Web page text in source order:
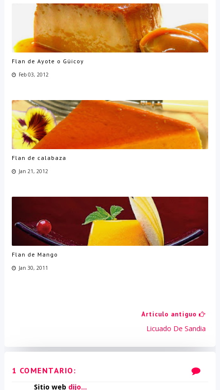
Flan de Ayote o Güicoy
Feb 03, 2012
Flan de calabaza
Jan 21, 2012
Flan de Mango
Jan 30, 2011
Articulo antiguo
Licuado De Sandia
1 COMENTARIO:
Sitio web dijo...